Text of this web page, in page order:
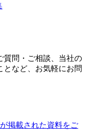
質問・ご相談、当社の
となど、お気軽にお問
掲載された資料をご